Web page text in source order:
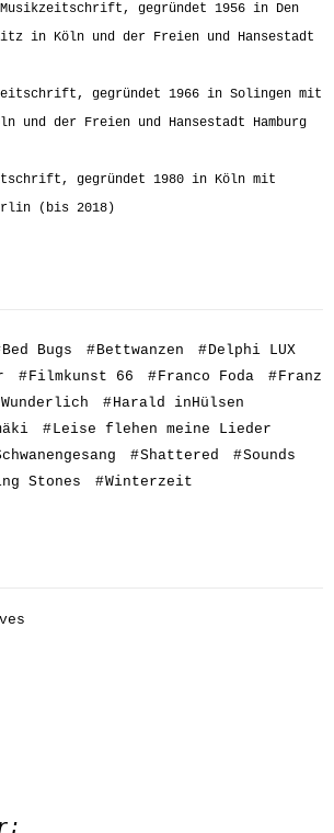
gegründet 1956 in Den
in Köln und der Freien und Hansestadt
gegründet 1966 in Solingen mit
und der Freien und Hansestadt Hamburg
gegründet 1980 in Köln mit
(bis 2018)
Bed Bugs #Bettwanzen #Delphi LUX
#Filmkunst 66 #Franco Foda #Franz
#Harald inHülsen
#Leise flehen meine Lieder
#Shattered #Sounds
Stones #Winterzeit